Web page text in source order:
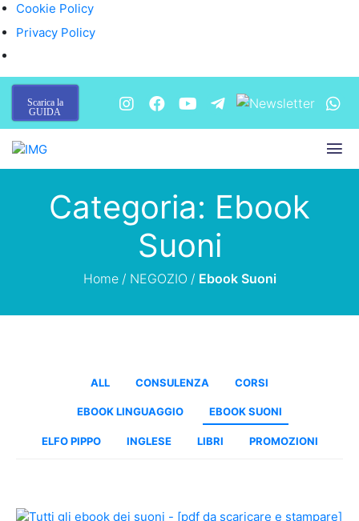
Cookie Policy
Privacy Policy
Scarica la
GUIDA
Categoria: Ebook
Suoni
Home / NEGOZIO / Ebook Suoni
ALL CONSULENZA CORSI
EBOOK LINGUAGGIO EBOOK SUONI
ELFO PIPPO INGLESE LIBRI PROMOZIONI